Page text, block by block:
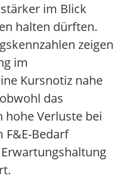
im Blick
halten dürften.
zeigen
im
Kursnotiz nahe
das
Verluste bei
F&E-Bedarf